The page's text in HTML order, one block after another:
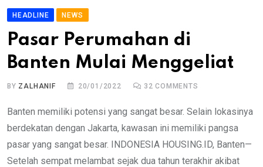
HEADLINE NEWS
Pasar Perumahan di
Banten Mulai Menggeliat
BY ZALHANIF 20/01/2022 32 COMMENTS
Banten memiliki potensi yang sangat besar. Selain lokasinya
berdekatan dengan Jakarta, kawasan ini memiliki pangsa
pasar yang sangat besar. INDONESIA HOUSING.ID, Banten—
Setelah sempat melambat sejak dua tahun terakhir akibat